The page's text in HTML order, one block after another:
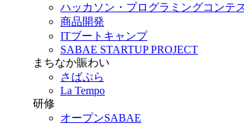
ハッカソン・プログラミングコンテ
商品開発
ITブートキャンプ
SABAE STARTUP PROJECT
まちなか賑わい
さばぷら
La Tempo
研修
オープンSABAE